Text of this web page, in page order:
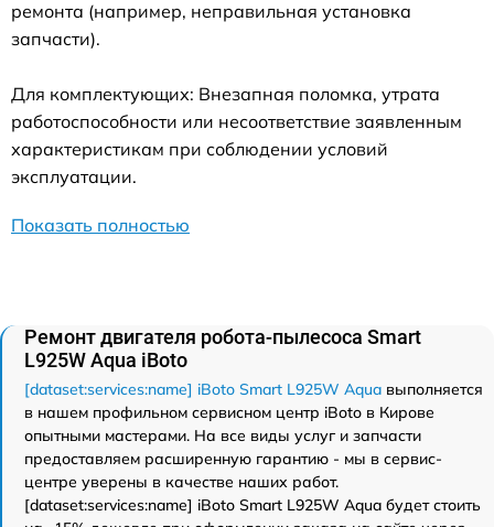
ремонта (например, неправильная установка
запчасти).
Для комплектующих: Внезапная поломка, утрата
работоспособности или несоответствие заявленным
характеристикам при соблюдении условий
эксплуатации.
Показать полностью
Ремонт двигателя робота-пылесоса Smart
L925W Aqua iBoto
[dataset:services:name] iBoto Smart L925W Aqua выполняется
в нашем профильном сервисном центр iBoto в Кирове
опытными мастерами. На все виды услуг и запчасти
предоставляем расширенную гарантию - мы в сервис-
центре уверены в качестве наших работ.
[dataset:services:name] iBoto Smart L925W Aqua будет стоить